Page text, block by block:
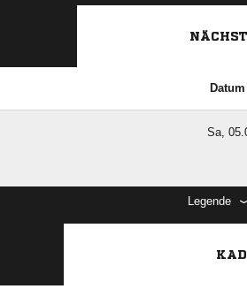
Sa,
Legende